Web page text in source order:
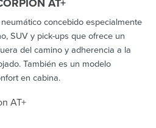
AT+
concebido especialmente
SUV y pick-ups que ofrece un
del camino y adherencia a la
También es un modelo
en cabina.
AT+